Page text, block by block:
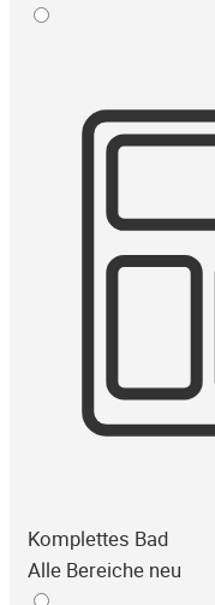
Komplettes Bad
Alle Bereiche neu